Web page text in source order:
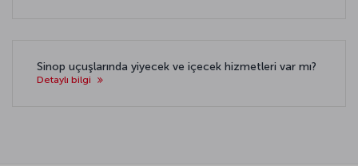
Sinop uçuşlarında yiyecek ve içecek hizmetleri var mı?
Detaylı bilgi